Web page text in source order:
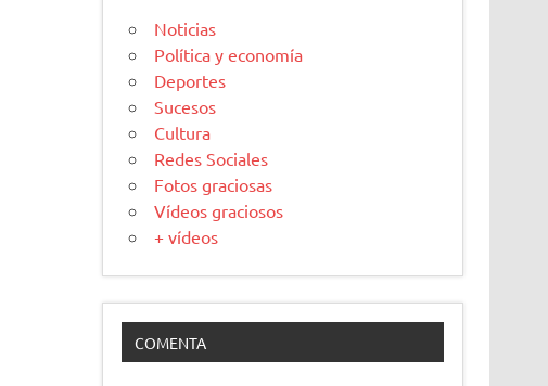
Noticias
Política y economía
Deportes
Sucesos
Cultura
Redes Sociales
Fotos graciosas
Vídeos graciosos
+ vídeos
COMENTA